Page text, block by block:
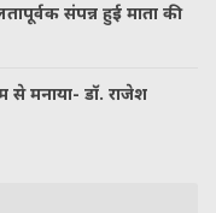
संपन्न हुई माता की
से मनाया- डॉ. राजेश